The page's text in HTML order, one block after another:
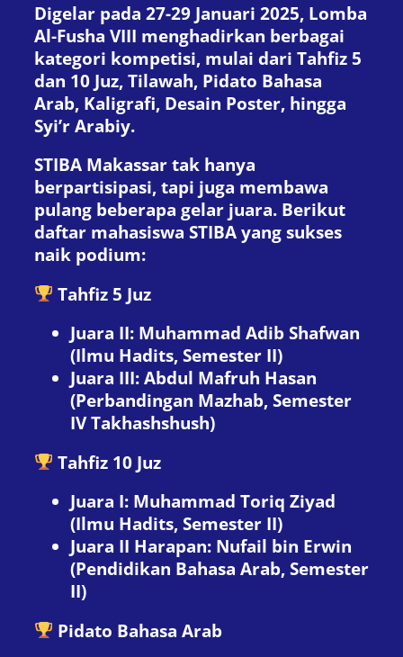
Digelar pada 27-29 Januari 2025, Lomba
Al-Fusha VIII menghadirkan berbagai
kategori kompetisi, mulai dari Tahfiz 5
dan 10 Juz, Tilawah, Pidato Bahasa
Arab, Kaligrafi, Desain Poster, hingga
Syi’r Arabiy.
STIBA Makassar tak hanya
berpartisipasi, tapi juga membawa
pulang beberapa gelar juara. Berikut
daftar mahasiswa STIBA yang sukses
naik podium:
Tahfiz 5 Juz
Juara II: Muhammad Adib Shafwan
(Ilmu Hadits, Semester II)
Juara III: Abdul Mafruh Hasan
(Perbandingan Mazhab, Semester
IV Takhashshush)
Tahfiz 10 Juz
Juara I: Muhammad Toriq Ziyad
(Ilmu Hadits, Semester II)
Juara II Harapan: Nufail bin Erwin
(Pendidikan Bahasa Arab, Semester
II)
Pidato Bahasa Arab